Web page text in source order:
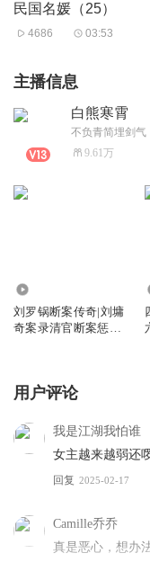
民国名媛（25）
4686 03:53
主播信息
白熊寒霄
不负青简埋剑气
9.61万
刘罗锅断案传奇|刘墉
奇案录清官断案惩奸
用户评论
我是江湖我怕谁
女主越来越弱还
回复 2025-02-17
Camille乔乔
真是恶心，想办